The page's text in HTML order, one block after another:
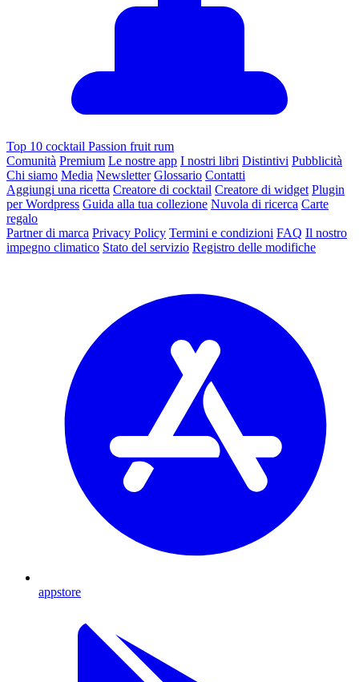
Top 10 cocktail Passion fruit rum
Comunità Premium Le nostre app I nostri libri Distintivi Pubblicità
Chi siamo Media Newsletter Glossario Contatti
Aggiungi una ricetta Creatore di cocktail Creatore di widget Plugin
per Wordpress Guida alla tua collezione Nuvola di ricerca Carte
regalo
Partner di marca Privacy Policy Termini e condizioni FAQ Il nostro
impegno climatico Stato del servizio Registro delle modifiche
appstore